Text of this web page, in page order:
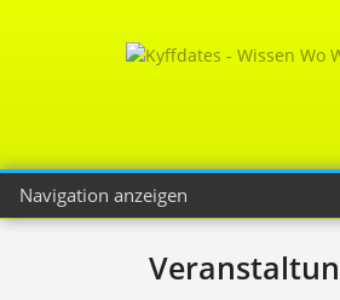
Navigation anzeigen